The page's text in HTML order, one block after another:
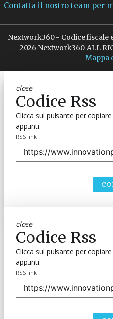
Contatta il nostro team per
Nextwork360 - Codice fiscale
2026 Nextwork360. ALL
Mappa
close
Codice Rss
Clicca sul pulsante per copiare
appunti.
RSS link
close
Codice Rss
Clicca sul pulsante per copiare
appunti.
RSS link